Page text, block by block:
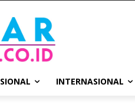
INTERNASIONAL